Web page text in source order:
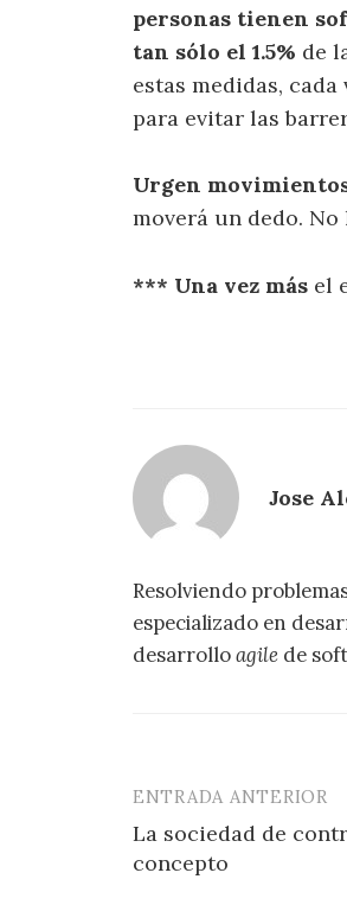
personas tienen
tan sólo el 1.5% de
estas medidas,
para evitar las
Urgen
moverá un dedo.
*** Una vez más el
Jose
Resolviendo
especializado en
desarrolloagile de
Navegación
de
ENTRADA ANTERIOR
La sociedad de
concepto